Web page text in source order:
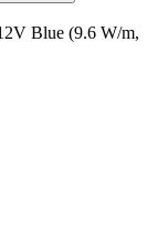
Blue (9.6 W/m,